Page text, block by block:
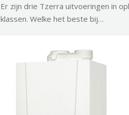
Er zijn drie Tzerra uitvoeringen in
klassen. Welke het beste bij…